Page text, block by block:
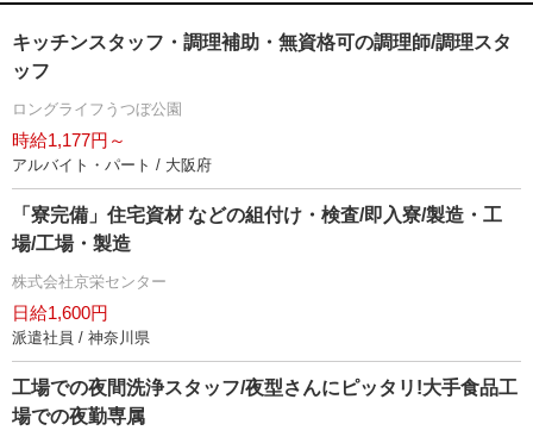
キッチンスタッフ・調理補助・無資格可の調理師/調理スタ
ッフ
ロングライフうつぼ公園
時給1,177円～
アルバイト・パート / 大阪府
「寮完備」住宅資材 などの組付け・検査/即入寮/製造・工
場/工場・製造
株式会社京栄センター
日給1,600円
派遣社員 / 神奈川県
工場での夜間洗浄スタッフ/夜型さんにピッタリ!大手食品工
場での夜勤専属